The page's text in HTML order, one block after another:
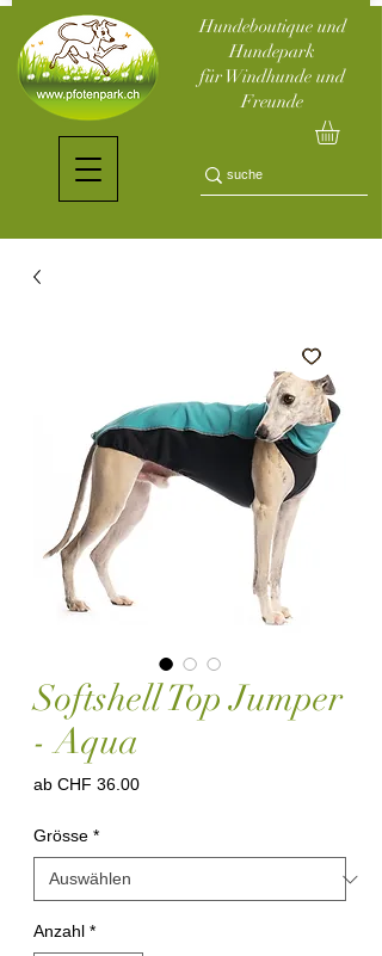
Hundeboutique und
Hundepark
für Windhunde und
Freunde
Softshell Top Jumper
- Aqua
ab CHF 36.00Sale-
Grösse *
Anzahl *